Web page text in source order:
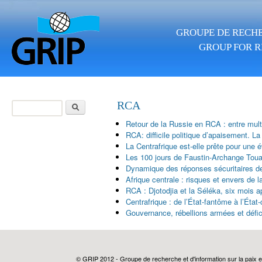
GROUPE DE
GROUP FOR
RCA
Retour de la Russie en RCA : entre
RCA: difficile politique d’apaisement.
La Centrafrique est-elle prête pour une
Les 100 jours de Faustin-Archange
Dynamique des réponses sécuritaires
Afrique centrale : risques et envers de
RCA : Djotodjia et la Séléka, six mois
Centrafrique : de l’État-fantôme à
Gouvernance, rébellions armées et
Formulaire de
© GRIP 2012 - Groupe de recherche et d'information sur la paix